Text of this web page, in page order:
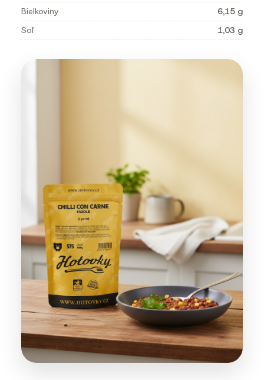
Bielkoviny
6,15 g
Soľ
1,03 g